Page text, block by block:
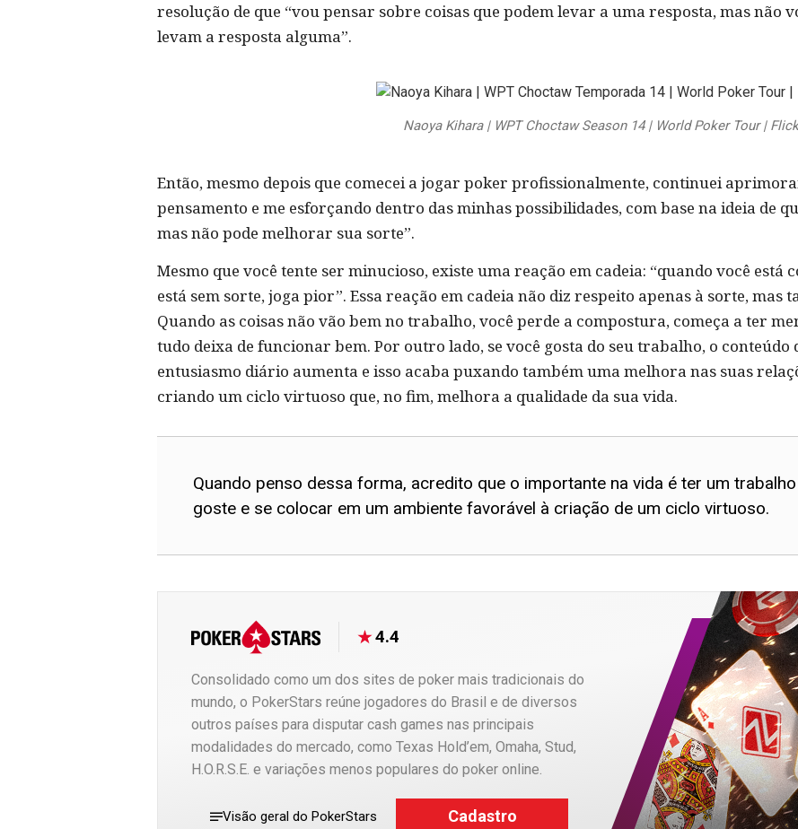
resolução de que “vou pensar sobre coisas que podem levar a uma resposta, mas não
levam a resposta alguma”.
Naoya Kihara | WPT Choctaw Season 14 | World Poker Tour |
Então, mesmo depois que comecei a jogar poker profissionalmente, continuei
pensamento e me esforçando dentro das minhas possibilidades, com base na ideia de
mas não pode melhorar sua sorte”.
Mesmo que você tente ser minucioso, existe uma reação em cadeia: “quando você está
está sem sorte, joga pior”. Essa reação em cadeia não diz respeito apenas à sorte, mas
Quando as coisas não vão bem no trabalho, você perde a compostura, começa a ter
tudo deixa de funcionar bem. Por outro lado, se você gosta do seu trabalho, o
entusiasmo diário aumenta e isso acaba puxando também uma melhora nas suas
criando um ciclo virtuoso que, no fim, melhora a qualidade da sua vida.
Quando penso dessa forma, acredito que o importante na vida é ter um
goste e se colocar em um ambiente favorável à criação de um ciclo virtuoso.
4.4
Consolidado como um dos sites de poker mais tradicionais do
mundo, o PokerStars reúne jogadores do Brasil e de diversos
outros países para disputar cash games nas principais
modalidades do mercado, como Texas Hold’em, Omaha, Stud,
H.O.R.S.E. e variações menos populares do poker online.
Visão geral do PokerStars Cadastro